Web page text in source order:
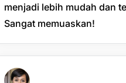
menjadi lebih mudah dan
Sangat memuaskan!